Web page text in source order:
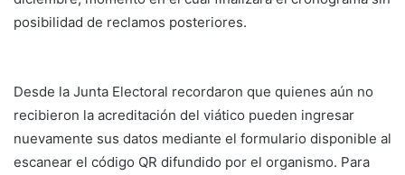
posibilidad de reclamos posteriores.
Desde la Junta Electoral recordaron que quienes aún no
recibieron la acreditación del viático pueden ingresar
nuevamente sus datos mediante el formulario disponible al
escanear el código QR difundido por el organismo. Para